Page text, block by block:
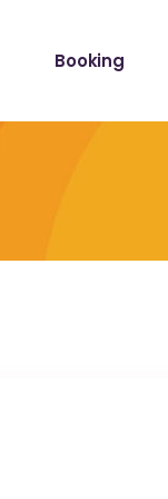
Booking